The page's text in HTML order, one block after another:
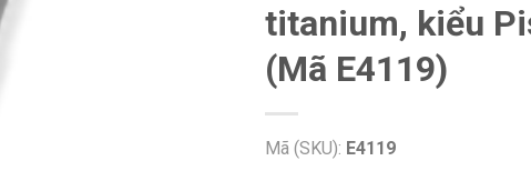
titanium, kiểu
(Mã E4119)
Mã (SKU): E4119